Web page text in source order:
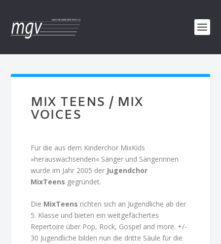
MIX TEENS / MIX
VOICES
Für die aus dem Kinderchor MixKids
»herauswachsenden« Sänger und Sängerinnen
wurde im Jahr 2005 der Jugendchor
MixTeens gegründet.
Die MixTeens richten sich an Jugendliche ab der
5. Klasse und bieten ein weitgefächertes
Repertoire über Pop, Rock, Gospel and more. +/-
30 Jugendliche bilden nun die dritte Säule für die